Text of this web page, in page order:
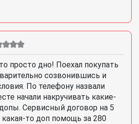
просто дно! Поехал покупать
созвонившись и
По телефону назвали
начали накручивать какие-
Сервисный договор на 5
какая-то доп помощь за 280